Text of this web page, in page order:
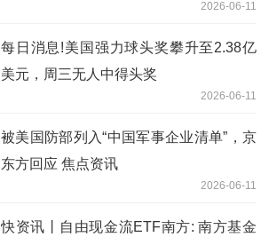
2026-06-11
每日消息!美国强力球头奖攀升至2.38亿
美元，周三无人中得头奖
2026-06-11
被美国防部列入“中国军事企业清单”，京
东方回应 焦点资讯
2026-06-11
快资讯丨自由现金流ETF南方: 南方基金